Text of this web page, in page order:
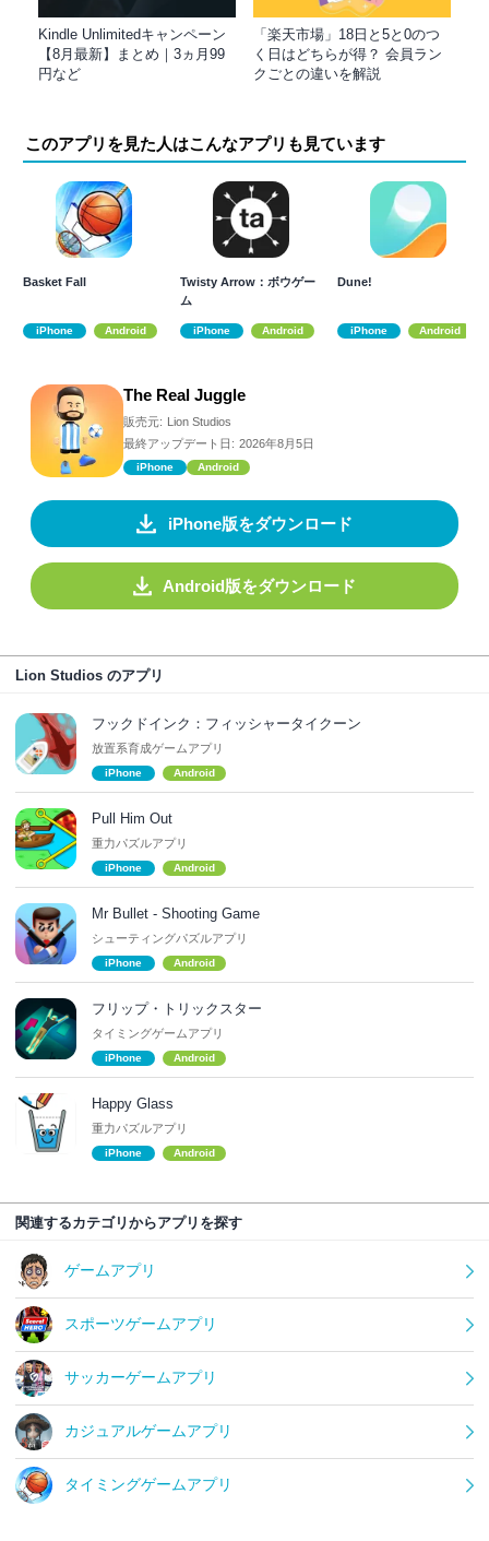
Kindle Unlimitedキャンペーン
【8月最新】まとめ｜3ヵ月99
円など
「楽天市場」18日と5と0のつ
く日はどちらが得？ 会員ラン
クごとの違いを解説
このアプリを見た人はこんなアプリも見ています
Basket Fall
iPhone Android
Twisty Arrow：ボウゲー
ム
iPhone Android
Dune!
iPhone Android
The Real Juggle
販売元: Lion Studios
最終アップデート日: 2026年8月5日
iPhone Android
iPhone版をダウンロード
Android版をダウンロード
Lion Studios のアプリ
フックドインク：フィッシャータイクーン
放置系育成ゲームアプリ
iPhone Android
Pull Him Out
重力パズルアプリ
iPhone Android
Mr Bullet - Shooting Game
シューティングパズルアプリ
iPhone Android
フリップ・トリックスター
タイミングゲームアプリ
iPhone Android
Happy Glass
重力パズルアプリ
iPhone Android
関連するカテゴリからアプリを探す
ゲームアプリ
スポーツゲームアプリ
サッカーゲームアプリ
カジュアルゲームアプリ
タイミングゲームアプリ